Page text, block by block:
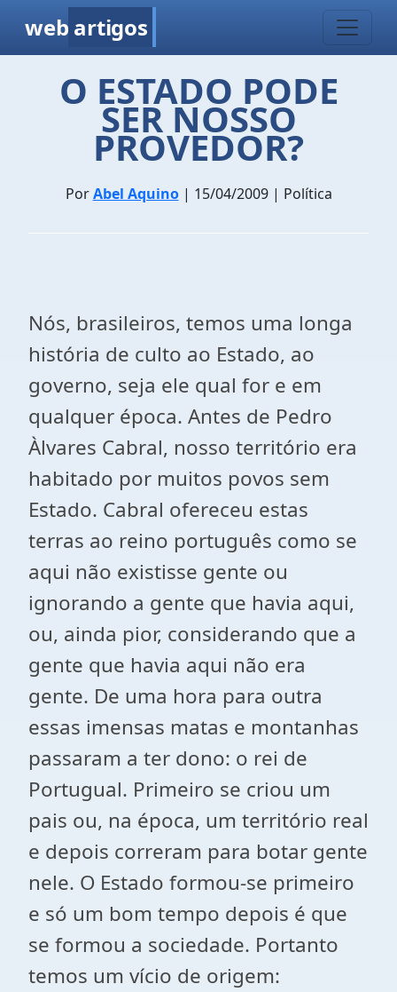
web artigos
O ESTADO PODE
SER NOSSO
PROVEDOR?
PorAbel Aquino| 15/04/2009 | Política
Nós, brasileiros, temos uma longa
história de culto ao Estado, ao
governo, seja ele qual for e em
qualquer época. Antes de Pedro
Àlvares Cabral, nosso território era
habitado por muitos povos sem
Estado. Cabral ofereceu estas
terras ao reino português como se
aqui não existisse gente ou
ignorando a gente que havia aqui,
ou, ainda pior, considerando que a
gente que havia aqui não era
gente. De uma hora para outra
essas imensas matas e montanhas
passaram a ter dono: o rei de
Portugual. Primeiro se criou um
pais ou, na época, um território real
e depois correram para botar gente
nele. O Estado formou-se primeiro
e só um bom tempo depois é que
se formou a sociedade. Portanto
temos um vício de origem: